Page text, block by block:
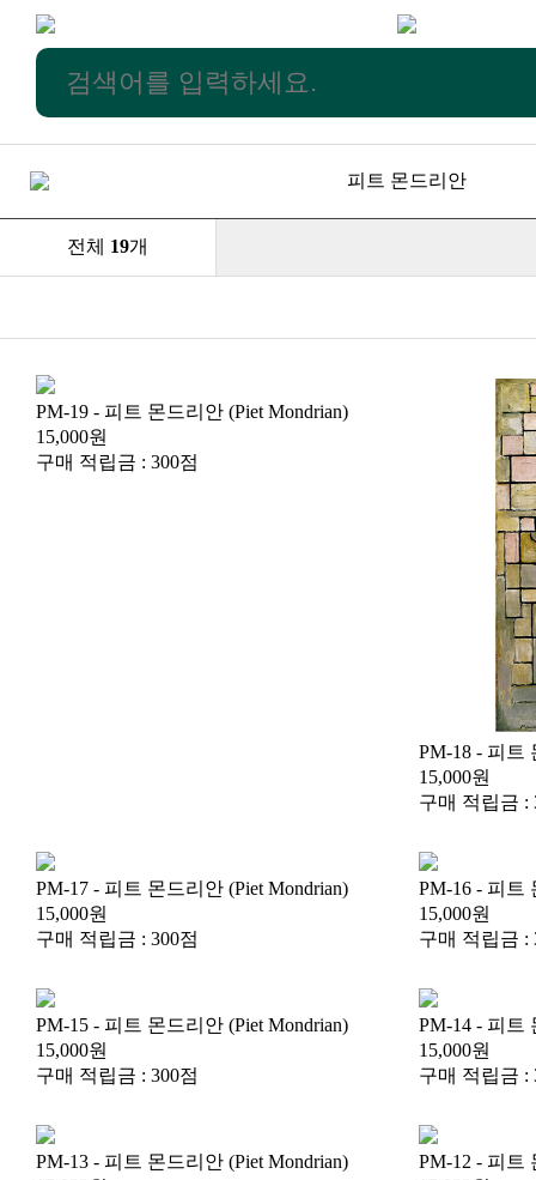
피트 몬드리안
전체 19개
PM-19 - 피트 몬드리안 (Piet Mondrian)
15,000원
구매 적립금 : 300점
PM-18 - 피트
15,000원
구매 적립금 :
PM-17 - 피트 몬드리안 (Piet Mondrian)
15,000원
구매 적립금 : 300점
PM-16 - 피트
15,000원
구매 적립금 :
PM-15 - 피트 몬드리안 (Piet Mondrian)
15,000원
구매 적립금 : 300점
PM-14 - 피트
15,000원
구매 적립금 :
PM-13 - 피트 몬드리안 (Piet Mondrian)
PM-12 - 피트